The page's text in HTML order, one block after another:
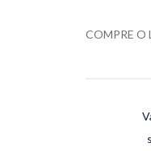
COMPRE O